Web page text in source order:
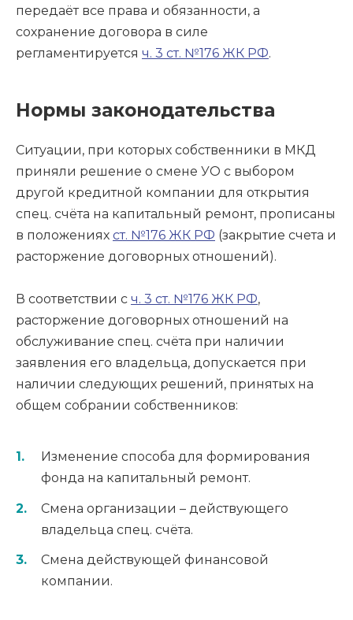
передаёт все права и обязанности, а
сохранение договора в силе
регламентируется ч. 3 ст. №176 ЖК РФ.
Нормы законодательства
Ситуации, при которых собственники в МКД
приняли решение о смене УО с выбором
другой кредитной компании для открытия
спец. счёта на капитальный ремонт, прописаны
в положениях ст. №176 ЖК РФ (закрытие счета и
расторжение договорных отношений).
В соответствии с ч. 3 ст. №176 ЖК РФ,
расторжение договорных отношений на
обслуживание спец. счёта при наличии
заявления его владельца, допускается при
наличии следующих решений, принятых на
общем собрании собственников:
Изменение способа для формирования
фонда на капитальный ремонт.
Смена организации – действующего
владельца спец. счёта.
Смена действующей финансовой
компании.